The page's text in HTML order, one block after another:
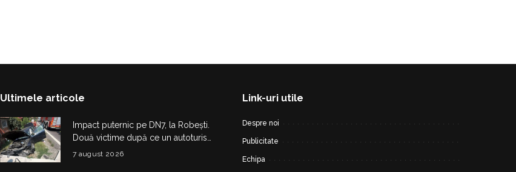
Ultimele articole
Impact puternic pe DN7, la Robești.
Două victime după ce un autoturism
a intrat într-un cap de pod
7 august 2026
Link-uri utile
Despre noi
Publicitate
Echipa